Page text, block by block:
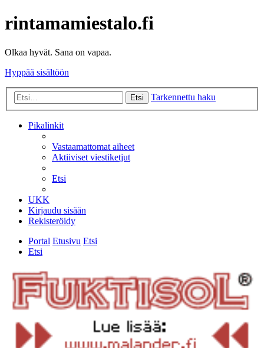
rintamamiestalo.fi
Olkaa hyvät. Sana on vapaa.
Hyppää sisältöön
Etsi Tarkennettu haku
Pikalinkit
Vastaamattomat aiheet
Aktiiviset viestiketjut
Etsi
UKK
Kirjaudu sisään
Rekisteröidy
Portal Etusivu Etsi
Etsi